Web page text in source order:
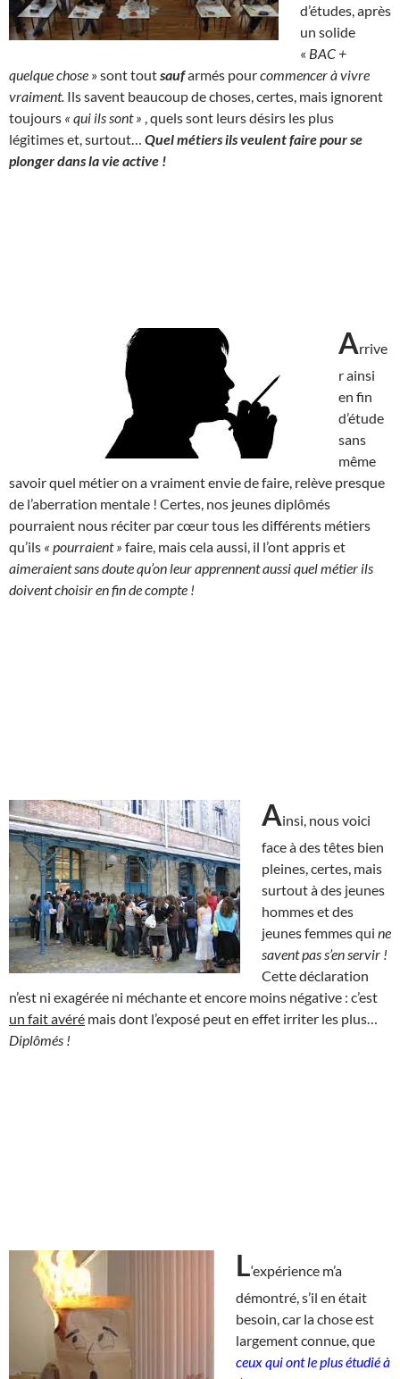
d’études, après
un solide
« BAC +
quelque chose » sont toutsaufarmés pourcommencer à vivre
vraiment. Ils savent beaucoup de choses, certes, mais ignorent
toujours « qui ils sont » , quels sont leurs désirs les plus
légitimes et, surtout… Quel métiers ils veulent faire pour se
plonger dans la vie active !
Arrive
r ainsi
en fin
d’étude
sans
même
savoir quel métier on a vraiment envie de faire, relève presque
de l’aberration mentale ! Certes, nos jeunes diplômés
pourraient nous réciter par cœur tous les différents métiers
qu’ils « pourraient » faire, mais cela aussi, il l’ont appris et
aimeraient sans doute qu’on leur apprennent aussi quel métier ils
doivent choisir en fin de compte !
Ainsi, nous voici
face à des têtes bien
pleines, certes, mais
surtout à des jeunes
hommes et des
jeunes femmes qui ne
savent pas s’en servir !
Cette déclaration
n’est ni exagérée ni méchante et encore moins négative : c’est
un fait avéré mais dont l’exposé peut en effet irriter les plus…
Diplômés !
L‘expérience m’a
démontré, s’il en était
besoin, car la chose est
largement connue, que
ceux qui ont le plus étudié à